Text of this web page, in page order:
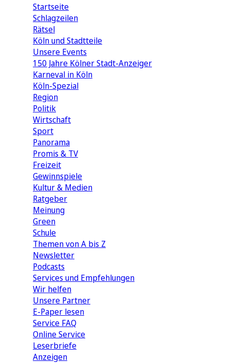
Startseite
Schlagzeilen
Rätsel
Köln und Stadtteile
Unsere Events
150 Jahre Kölner Stadt-Anzeiger
Karneval in Köln
Köln-Spezial
Region
Politik
Wirtschaft
Sport
Panorama
Promis & TV
Freizeit
Gewinnspiele
Kultur & Medien
Ratgeber
Meinung
Green
Schule
Themen von A bis Z
Newsletter
Podcasts
Services und Empfehlungen
Wir helfen
Unsere Partner
E-Paper lesen
Service FAQ
Online Service
Leserbriefe
Anzeigen